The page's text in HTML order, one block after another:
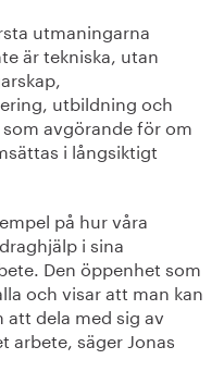
utmaningarna
är tekniska, utan
utbildning och
avgörande för om
i långsiktigt
på hur våra
i sina
Den öppenhet som
och visar att man kan
dela med sig av
arbete, säger Jonas